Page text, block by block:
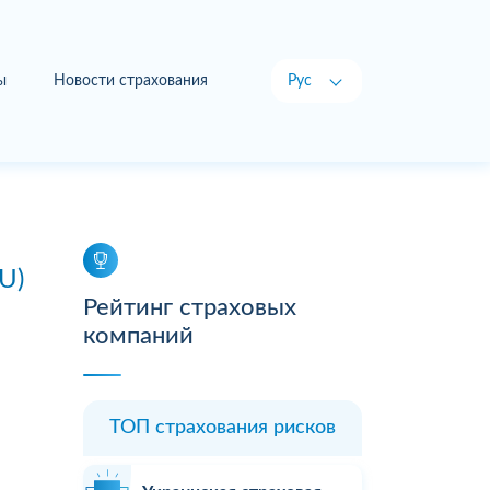
Новости страхования Рус
Рейтинг страховых
компаний
ТОП страхования рисков